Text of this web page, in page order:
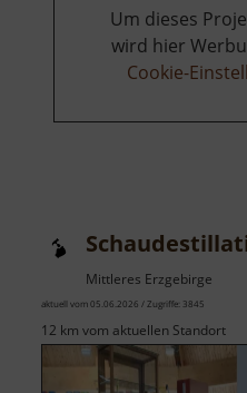
Um dieses
wird hier
Cookie-
Mittleres Erzgebirge
aktuell vom 05.06.2026 / Zugriffe: 3845
12 km vom aktuellen Standort